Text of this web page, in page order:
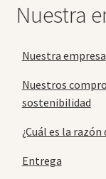
Nuestra
Nuestra empresa
Nuestros
sostenibilidad
¿Cuál es la
Entrega